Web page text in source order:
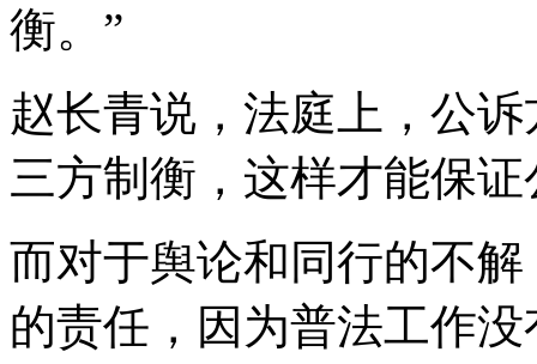
衡。”
赵长青说，法庭上，公
三方制衡，这样才能保
而对于舆论和同行的不
的责任，因为普法工作